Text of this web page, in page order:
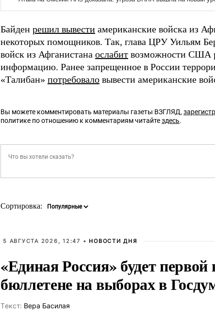
Байден решил вывести американские войска из
некоторых помощников. Так, глава ЦРУ Уильям
войск из Афганистана ослабит возможности США
информацию. Ранее запрещенное в России
«Талибан» потребовало вывести американские
Вы можете комментировать материалы газеты ВЗГЛЯД,
политике по отношению к комментариям читайтездесь.
Сортировка:
5 АВГУСТА 2026, 12:47 • НОВОСТИ ДНЯ
«Единая Россия» будет
бюллетене на выборах в
Tекст: Вера Басилая